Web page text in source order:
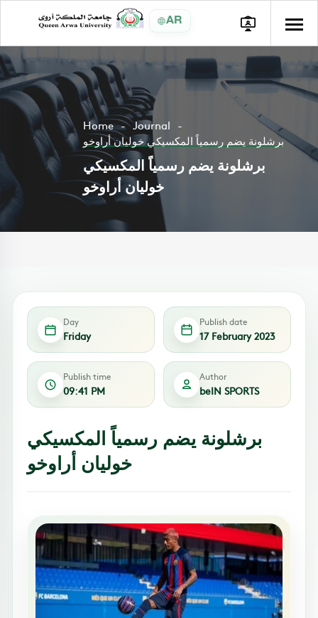
AR
Home
Journal
برشلونة يضم رسمياً المكسيكي خوليان أراوخو
برشلونة يضم رسمياً المكسيكي
خوليان أراوخو
Day
Friday
Publish date
17 February 2023
Publish time
09:41 PM
Author
beIN SPORTS
برشلونة يضم رسمياً المكسيكي
خوليان أراوخو